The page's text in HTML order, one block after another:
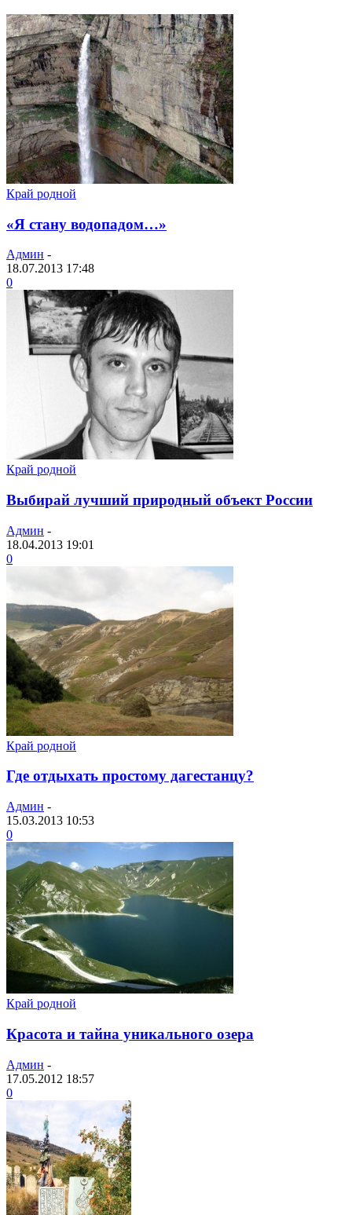
Край родной
«Я стану водопадом…»
Админ -
18.07.2013 17:48
0
Край родной
Выбирай лучший природный объект России
Админ -
18.04.2013 19:01
0
Край родной
Где отдыхать простому дагестанцу?
Админ -
15.03.2013 10:53
0
Край родной
Красота и тайна уникального озера
Админ -
17.05.2012 18:57
0